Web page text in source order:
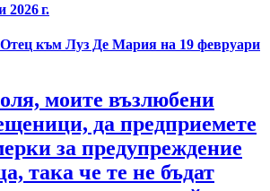
2026 г.
към Луз Де Мария на 19 февруари
моите възлюбени
да предприемете
за предупреждение
така че те не бъдат